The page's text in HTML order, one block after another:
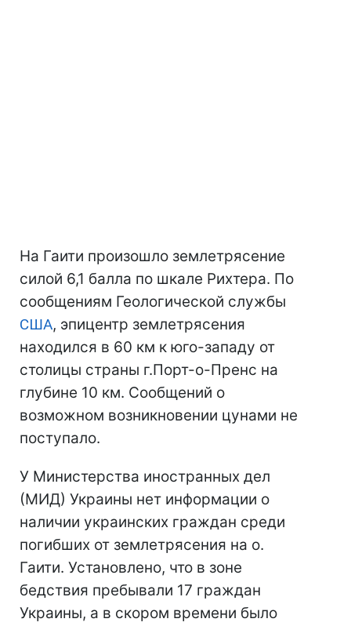
На Гаити произошло землетрясение
силой 6,1 балла по шкале Рихтера. По
сообщениям Геологической службы
США, эпицентр землетрясения
находился в 60 км к юго-западу от
столицы страны г.Порт-о-Пренс на
глубине 10 км. Сообщений о
возможном возникновении цунами не
поступало.
У Министерства иностранных дел
(МИД) Украины нет информации о
наличии украинских граждан среди
погибших от землетрясения на о.
Гаити. Установлено, что в зоне
бедствия пребывали 17 граждан
Украины, а в скором времени было